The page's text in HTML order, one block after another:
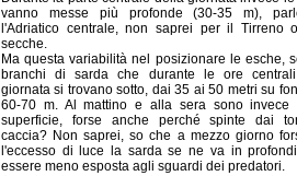
vanno messe più profonde (30-35 m),
l'Adriatico centrale, non saprei per il Tirreno
secche.
Ma questa variabilità nel posizionare le esche,
branchi di sarda che durante le ore
giornata si trovano sotto, dai 35 ai 50 metri su
60-70 m. Al mattino e alla sera sono invece
superficie, forse anche perché spinte dai
caccia? Non saprei, so che a mezzo giorno
l'eccesso di luce la sarda se ne va in
essere meno esposta agli sguardi dei predatori.